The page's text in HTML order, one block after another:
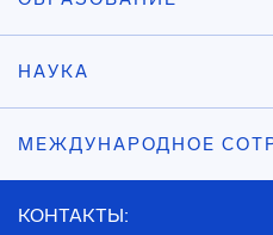
НАУКА
МЕЖДУНАРОДНОЕ
КОНТАКТЫ: